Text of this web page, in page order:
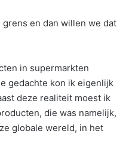
en dan willen we dat
in supermarkten
gedachte kon ik eigenlijk
deze realiteit moest ik
die was namelijk,
globale wereld, in het